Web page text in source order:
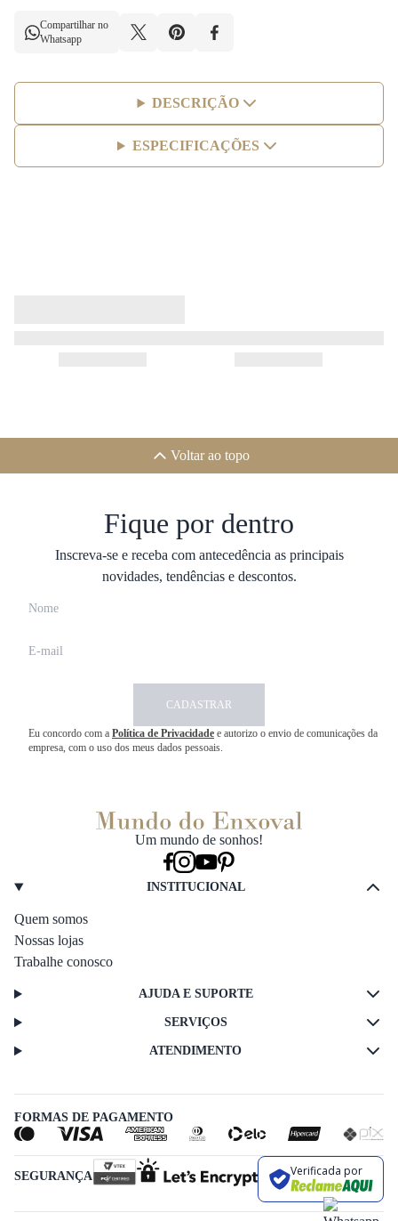
Compartilhar no
Whatsapp
DESCRIÇÃO
ESPECIFICAÇÕES
Voltar ao topo
Fique por dentro
Inscreva-se e receba com antecedência as principais
novidades, tendências e descontos.
CADASTRAR
Eu concordo com a Política de Privacidade e autorizo o envio de comunicações da
empresa, com o uso dos meus dados pessoais.
Um mundo de sonhos!
INSTITUCIONAL
Quem somos
Nossas lojas
Trabalhe conosco
AJUDA E SUPORTE
SERVIÇOS
ATENDIMENTO
FORMAS DE PAGAMENTO
SEGURANÇA Verificada por